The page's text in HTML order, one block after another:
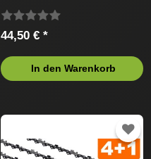
44,50 € *
In den Warenkorb